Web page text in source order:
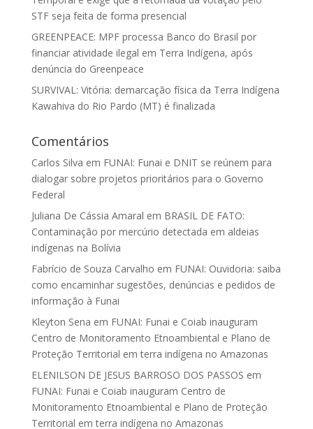
STF seja feita de forma presencial
GREENPEACE: MPF processa Banco do Brasil por
financiar atividade ilegal em Terra Indígena, após
denúncia do Greenpeace
SURVIVAL: Vitória: demarcação física da Terra Indígena
Kawahiva do Rio Pardo (MT) é finalizada
Comentários
Carlos Silva em FUNAI: Funai e DNIT se reúnem para
dialogar sobre projetos prioritários para o Governo
Federal
Juliana De Cássia Amaral em BRASIL DE FATO:
Contaminação por mercúrio detectada em aldeias
indígenas na Bolívia
Fabrício de Souza Carvalho em FUNAI: Ouvidoria: saiba
como encaminhar sugestões, denúncias e pedidos de
informação à Funai
Kleyton Sena em FUNAI: Funai e Coiab inauguram
Centro de Monitoramento Etnoambiental e Plano de
Proteção Territorial em terra indígena no Amazonas
ELENILSON DE JESUS BARROSO DOS PASSOS em
FUNAI: Funai e Coiab inauguram Centro de
Monitoramento Etnoambiental e Plano de Proteção
Territorial em terra indígena no Amazonas